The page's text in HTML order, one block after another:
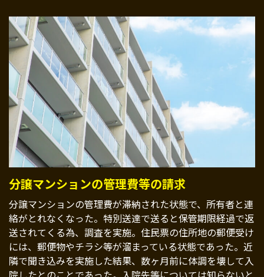
分譲マンションの管理費等の請求
分譲マンションの管理費が滞納された状態で、所有者と連
絡がとれなくなった。特別送達で送ると保管期限経過で返
送されてくる為、調査を実施。住民票の住所地の郵便受け
には、郵便物やチラシ等が溜まっている状態であった。近
隣で聞き込みを実施した結果、数ヶ月前に体調を壊して入